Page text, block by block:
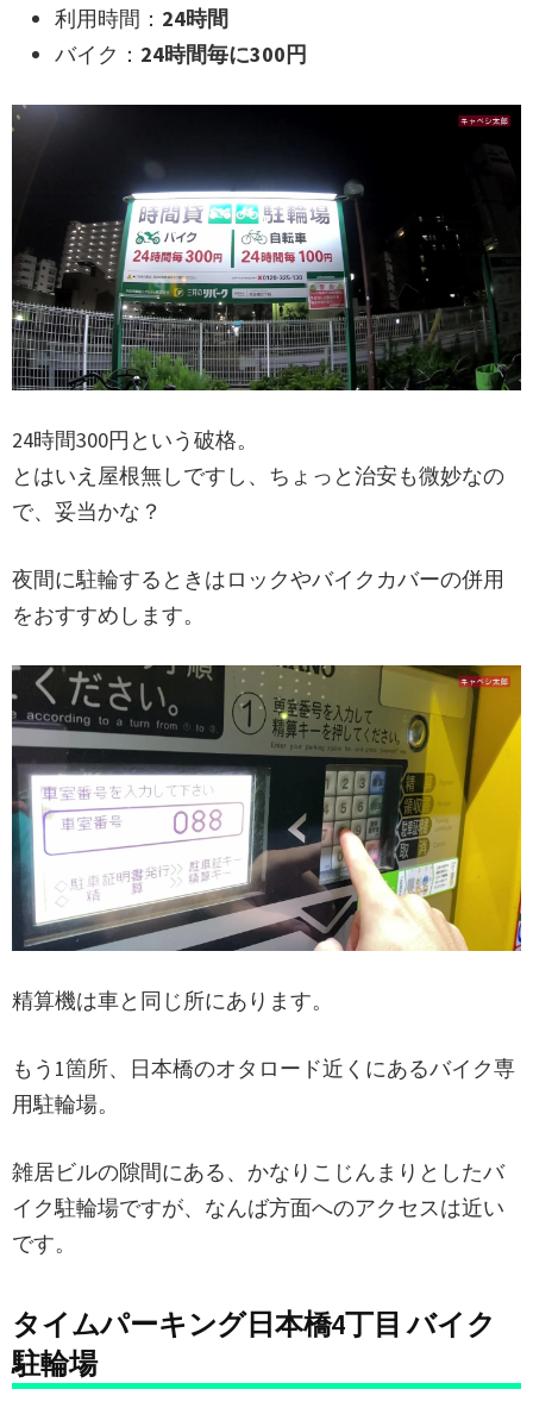
利用時間： 24時間
バイク： 24時間毎に300円
24時間300円という破格。
とはいえ屋根無しですし、ちょっと治安も微妙なの
で、妥当かな？
夜間に駐輪するときはロックやバイクカバーの併用
をおすすめします。
精算機は車と同じ所にあります。
もう1箇所、日本橋のオタロード近くにあるバイク専
用駐輪場。
雑居ビルの隙間にある、かなりこじんまりとしたバ
イク駐輪場ですが、なんば方面へのアクセスは近い
です。
タイムパーキング日本橋4丁目 バイク
駐輪場